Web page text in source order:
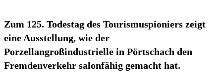
Zum 125. Todestag des Tourismuspioniers zeigt
eine Ausstellung, wie der
Porzellangroßindustrielle in Pörtschach den
Fremdenverkehr salonfähig gemacht hat.